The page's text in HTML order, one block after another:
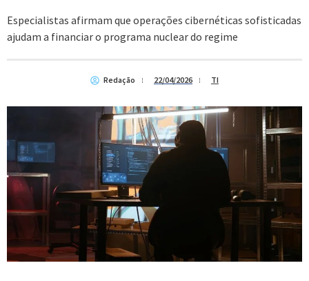
Especialistas afirmam que operações cibernéticas sofisticadas
ajudam a financiar o programa nuclear do regime
Redação 22/04/2026 TI